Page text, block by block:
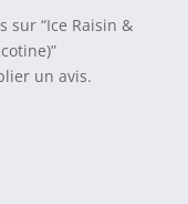
sur “Ice Raisin &
un avis.